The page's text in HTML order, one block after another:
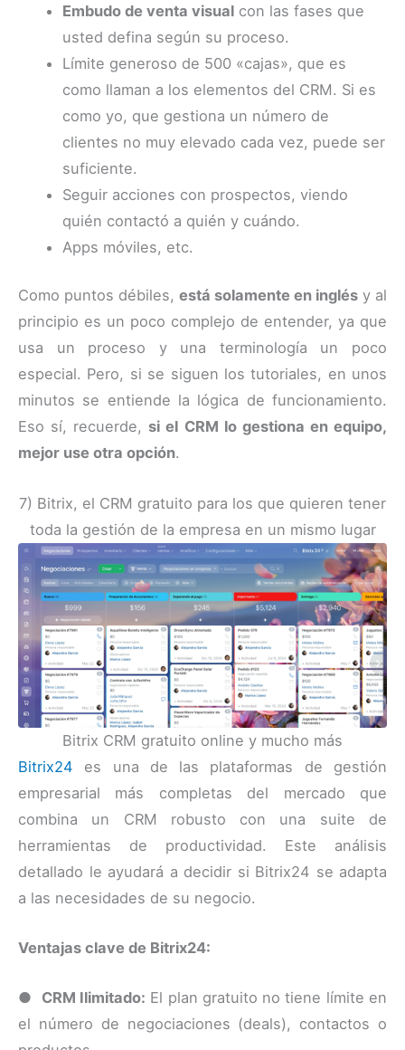
Embudo de venta visual con las fases que
usted defina según su proceso.
Límite generoso de 500 «cajas», que es
como llaman a los elementos del CRM. Si es
como yo, que gestiona un número de
clientes no muy elevado cada vez, puede ser
suficiente.
Seguir acciones con prospectos, viendo
quién contactó a quién y cuándo.
Apps móviles, etc.
Como puntos débiles, está solamente en inglés y al
principio es un poco complejo de entender, ya que
usa un proceso y una terminología un poco
especial. Pero, si se siguen los tutoriales, en unos
minutos se entiende la lógica de funcionamiento.
Eso sí, recuerde, si el CRM lo gestiona en equipo,
mejor use otra opción.
7) Bitrix, el CRM gratuito para los que quieren tener
toda la gestión de la empresa en un mismo lugar
Bitrix CRM gratuito online y mucho más
Bitrix24 es una de las plataformas de gestión
empresarial más completas del mercado que
combina un CRM robusto con una suite de
herramientas de productividad. Este análisis
detallado le ayudará a decidir si Bitrix24 se adapta
a las necesidades de su negocio.
Ventajas clave de Bitrix24:
● CRM Ilimitado: El plan gratuito no tiene límite en
el número de negociaciones (deals), contactos o